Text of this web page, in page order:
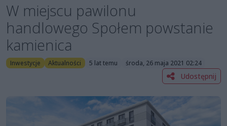
W miejscu pawilonu
handlowego Społem powstanie
kamienica
Inwestycje Aktualności 5 lat temu środa, 26 maja 2021 02:24
Udostępnij